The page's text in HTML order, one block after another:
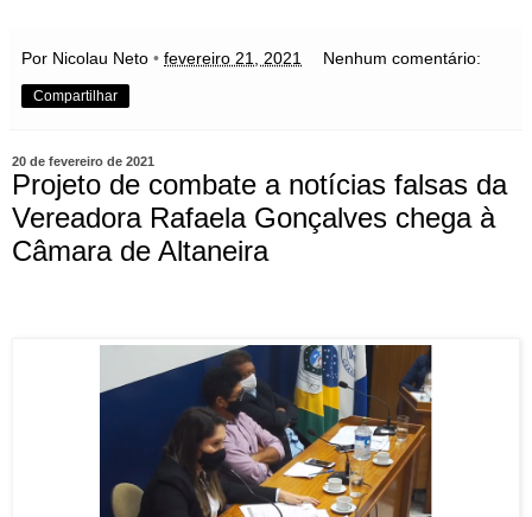
Por Nicolau Neto • fevereiro 21, 2021 Nenhum comentário:
Compartilhar
20 de fevereiro de 2021
Projeto de combate a notícias falsas da
Vereadora Rafaela Gonçalves chega à
Câmara de Altaneira